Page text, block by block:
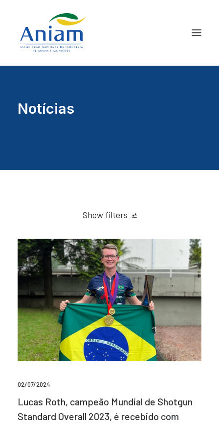
Notícias
Show filters
02/07/2024
Lucas Roth, campeão Mundial de Shotgun
Standard Overall 2023, é recebido com